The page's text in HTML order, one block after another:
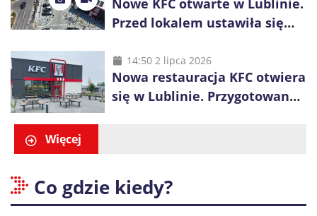
Przed lokalem ustawiła się
14:50 2 lipca 2026
Nowa restauracja KFC otwiera
się w Lublinie. Przygotowano
Więcej
Co gdzie kiedy?